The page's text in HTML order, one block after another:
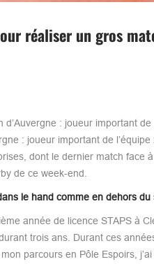
réaliser un gros
: joueur important
: joueur important de l’équipe
dont le dernier match face
de ce week-end.
le hand comme en dehors du
année de licence STAPS à
trois ans. Durant ces
parcours en Pôle Espoirs,